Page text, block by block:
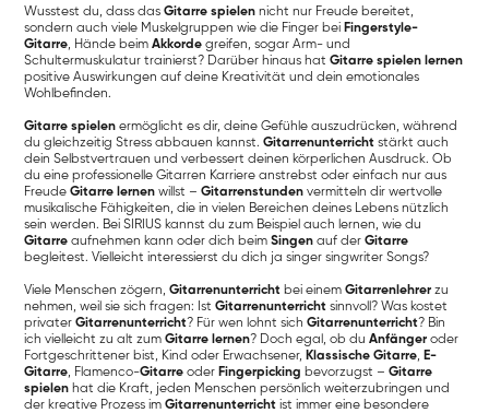
Wusstest du, dass dasGitarre spielen nicht nur Freude bereitet,
sondern auch viele Muskelgruppen wie die Finger bei Fingerstyle-
Gitarre, Hände beimAkkorde greifen, sogar Arm- und
Schultermuskulatur trainierst? Darüber hinaus hatGitarre spielen lernen
positive Auswirkungen auf deine Kreativität und dein emotionales
Wohlbefinden.
Gitarre spielen ermöglicht es dir, deine Gefühle auszudrücken, während
du gleichzeitig Stress abbauen kannst.Gitarrenunterricht stärkt auch
dein Selbstvertrauen und verbessert deinen körperlichen Ausdruck. Ob
du eine professionelle Gitarren Karriere anstrebst oder einfach nur aus
FreudeGitarre lernen willst –Gitarrenstunden vermitteln dir wertvolle
musikalische Fähigkeiten, die in vielen Bereichen deines Lebens nützlich
sein werden. Bei SIRIUS kannst du zum Beispiel auch lernen, wie du
Gitarre aufnehmen kann oder dich beimSingen auf derGitarre
begleitest. Vielleicht interessierst du dich ja singer singwriter Songs?
Viele Menschen zögern,Gitarrenunterricht bei einemGitarrenlehrer zu
nehmen, weil sie sich fragen: IstGitarrenunterricht sinnvoll? Was kostet
privaterGitarrenunterricht? Für wen lohnt sichGitarrenunterricht? Bin
ich vielleicht zu alt zumGitarre lernen? Doch egal, ob duAnfänger oder
Fortgeschrittener bist, Kind oder Erwachsener, Klassische Gitarre, E-
Gitarre, Flamenco-Gitarre oder Fingerpicking bevorzugst –Gitarre
spielen hat die Kraft, jeden Menschen persönlich weiterzubringen und
der kreative Prozess imGitarrenunterricht ist immer eine besondere